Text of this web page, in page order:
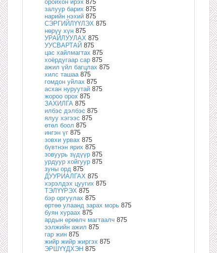
оройхон ирэх 875
залуур барих 875
нарийн нэхий 875
СЭРГИЙЛҮҮЛЭХ 875
нөрүү хүн 875
УРАЙЛУУЛАХ 875
УУСВАРТАЙ 875
цас хайлмагтах 875
хоёрдугаар сар 875
ажил үйл багцлах 875
хилс ташаа 875
гомдон уйлах 875
асхан нуруутай 875
жороо орох 875
ЗАХИЛГА 875
илбэс дэлбэс 875
ялуу хэгээс 875
өтөл боол 875
ингэн үг 875
зовхи урвах 875
бүвтнэн ярих 875
зовуурь зүдүүр 875
урдуур хойгуур 875
зуны орд 875
ДУУРИАЛГАХ 875
хэрэлдэх цуугих 875
ТЭЛҮҮРЭХ 875
бэр оргуулах 875
өртөө улаанд зарах морь 875
буян хураах 875
ардын ерөөлч магтаалч 875
ээлжийн ажил 875
гар жин 875
жийр жийр жиргэх 875
ЭРШҮҮДХЭН 875